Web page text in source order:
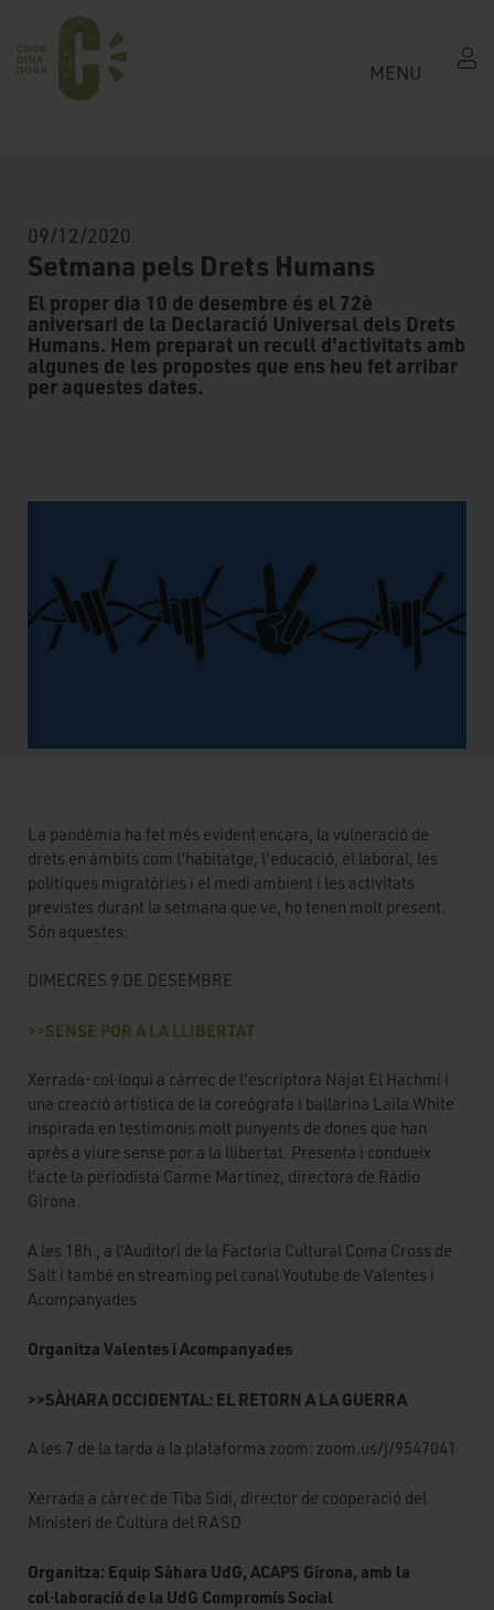
MENU
09/12/2020
Setmana pels Drets Humans
El proper dia 10 de desembre és el 72è
aniversari de la Declaració Universal dels Drets
Humans. Hem preparat un recull d'activitats amb
algunes de les propostes que ens heu fet arribar
per aquestes dates.
La pandèmia ha fet més evident encara, la vulneració de
drets en àmbits com l'habitatge, l'educació, el laboral, les
polítiques migratòries i el medi ambient i les activitats
previstes durant la setmana que ve, ho tenen molt present.
Són aquestes:
DIMECRES 9 DE DESEMBRE
>>SENSE POR A LA LLIBERTAT
Xerrada-col·loqui a càrrec de l'escriptora Najat El Hachmi i
una creació artística de la coreògrafa i ballarina Laila White
inspirada en testimonis molt punyents de dones que han
après a viure sense por a la llibertat. Presenta i condueix
l'acte la periodista Carme Martínez, directora de Ràdio
Girona.
A les 18h., a l'Auditori de la Factoria Cultural Coma Cross de
Salt i també en streaming pel canal Youtube de Valentes i
Acompanyades
Organitza Valentes i Acompanyades
>>SÀHARA OCCIDENTAL: EL RETORN A LA GUERRA
A les 7 de la tarda a la plataforma zoom: zoom.us/j/9547041
Xerrada a càrrec de Tiba Sidi, director de cooperació del
Ministeri de Cultura del RASD
Organitza: Equip Sàhara UdG, ACAPS Girona, amb la
col·laboració de la UdG Compromís Social